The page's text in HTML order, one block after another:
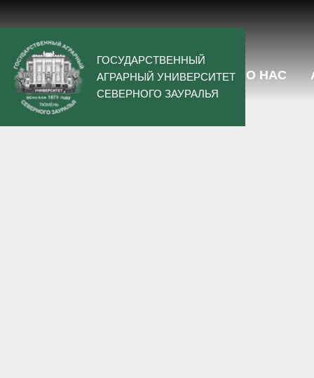
ГОСУДАРСТВЕННЫЙ
АГРАРНЫЙ УНИВЕРСИТЕТ
СЕВЕРНОГО ЗАУРАЛЬЯ
О НАС